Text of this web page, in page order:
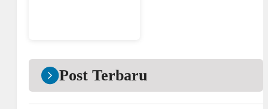
Post Terbaru